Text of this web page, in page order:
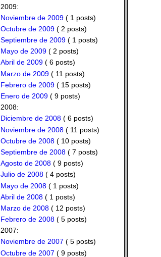
2009:
Noviembre de 2009( 1 posts)
Octubre de 2009( 2 posts)
Septiembre de 2009( 1 posts)
Mayo de 2009( 2 posts)
Abril de 2009( 6 posts)
Marzo de 2009( 11 posts)
Febrero de 2009( 15 posts)
Enero de 2009( 9 posts)
2008:
Diciembre de 2008( 6 posts)
Noviembre de 2008( 11 posts)
Octubre de 2008( 10 posts)
Septiembre de 2008( 7 posts)
Agosto de 2008( 9 posts)
Julio de 2008( 4 posts)
Mayo de 2008( 1 posts)
Abril de 2008( 1 posts)
Marzo de 2008( 12 posts)
Febrero de 2008( 5 posts)
2007:
Noviembre de 2007 ( 5 posts)
Octubre de 2007 ( 9 posts)